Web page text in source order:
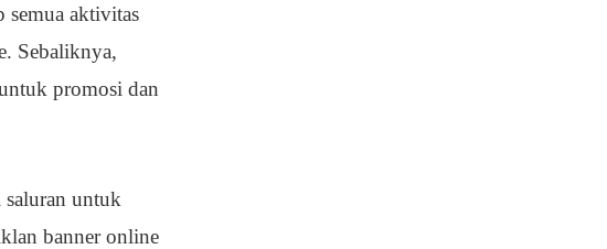
semua aktivitas
Sebaliknya,
promosi dan
untuk
banner online